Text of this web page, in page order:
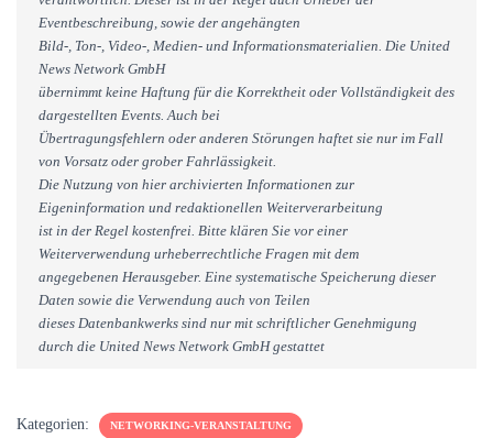
Eventbeschreibung, sowie der angehängten
Bild-, Ton-, Video-, Medien- und Informationsmaterialien. Die United
News Network GmbH
übernimmt keine Haftung für die Korrektheit oder Vollständigkeit des
dargestellten Events. Auch bei
Übertragungsfehlern oder anderen Störungen haftet sie nur im Fall
von Vorsatz oder grober Fahrlässigkeit.
Die Nutzung von hier archivierten Informationen zur
Eigeninformation und redaktionellen Weiterverarbeitung
ist in der Regel kostenfrei. Bitte klären Sie vor einer
Weiterverwendung urheberrechtliche Fragen mit dem
angegebenen Herausgeber. Eine systematische Speicherung dieser
Daten sowie die Verwendung auch von Teilen
dieses Datenbankwerks sind nur mit schriftlicher Genehmigung
durch die United News Network GmbH gestattet
Kategorien: NETWORKING-VERANSTALTUNG